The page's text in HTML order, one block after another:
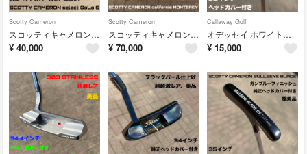
Scotty Cameron
スコッティキャメロン セレクト ゴーロー S センターシャフト 溶接ネック 超激レア 35インチ select GoLo S
¥ 40,000
Scotty Cameron
スコッティキャメロン カリフォルニア モントレー ビーズブラスト ツイストネック バンパーハンドスタンプ 極美品 超激レア
¥ 70,000
Callaway Golf
オデッセイ ホワイトホット #5 2ドット（Hの横棒またぎ）超激レア 33インチ
¥ 15,000